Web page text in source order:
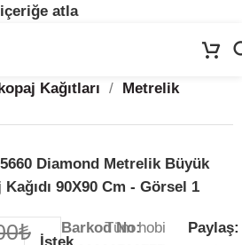
atla
sezon çalışma takvimimiz nedeniyle24
sırayla kargolanacaktır. 🍒
Kağıtları / Metrelik
₺
Barkod No:
Tüm hobi
Paylaş: